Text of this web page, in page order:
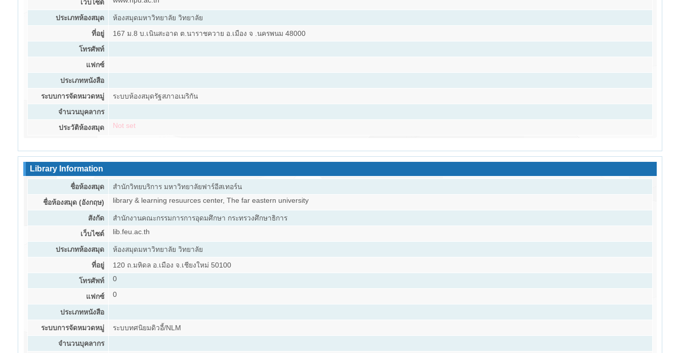
เว็บไซต์
ประเภทห้องสมุด ห้องสมุดมหาวิทยาลัย วิทยาลัย
ที่อยู่ 167 ม.8 บ.เนินสะอาด ต.นาราชควาย อ.เมือง จ .นครพนม 48000
โทรศัพท์
แฟกซ์
ประเภทหนังสือ
ระบบการจัดหมวดหมู่ ระบบห้องสมุดรัฐสภาอเมริกัน
จำนวนบุคลากร
ประวัติห้องสมุด Not set
Library Information
ชื่อห้องสมุด สำนักวิทยบริการ มหาวิทยาลัยฟาร์อีสเทอร์น
ชื่อห้องสมุด (อังกฤษ) library & learning resuurces center, The far eastern university
สังกัด สำนักงานคณะกรรมการการอุดมศึกษา กระทรวงศึกษาธิการ
เว็บไซต์ lib.feu.ac.th
ประเภทห้องสมุด ห้องสมุดมหาวิทยาลัย วิทยาลัย
ที่อยู่ 120 ถ.มหิดล อ.เมือง จ.เชียงใหม่ 50100
โทรศัพท์ 0
แฟกซ์ 0
ประเภทหนังสือ
ระบบการจัดหมวดหมู่ ระบบทศนิยมดิวอี้/NLM
จำนวนบุคลากร